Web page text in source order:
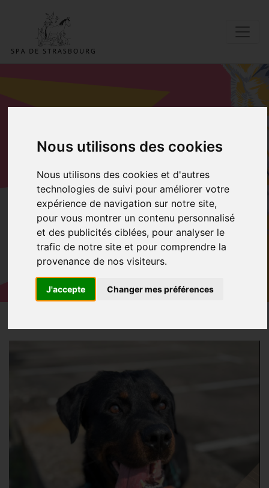
Nous utilisons des cookies
Nous utilisons des cookies et d'autres
technologies de suivi pour améliorer votre
expérience de navigation sur notre site,
pour vous montrer un contenu personnalisé
et des publicités ciblées, pour analyser le
trafic de notre site et pour comprendre la
provenance de nos visiteurs.
J'accepte Changer mes préférences
ADOPTER UN DE
NOS
PENSIONNAIRES
Accueil Adopter Volt